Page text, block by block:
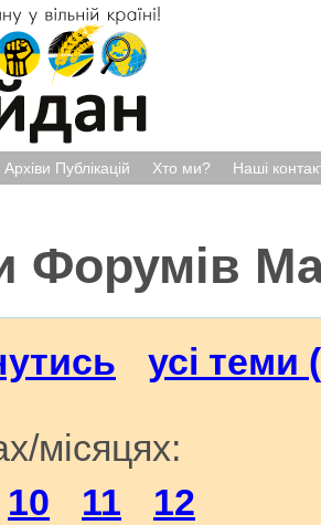
Архіви Публікацій Хто ми? Наші
Форумів
усі теми
місяцях:
10 11
12